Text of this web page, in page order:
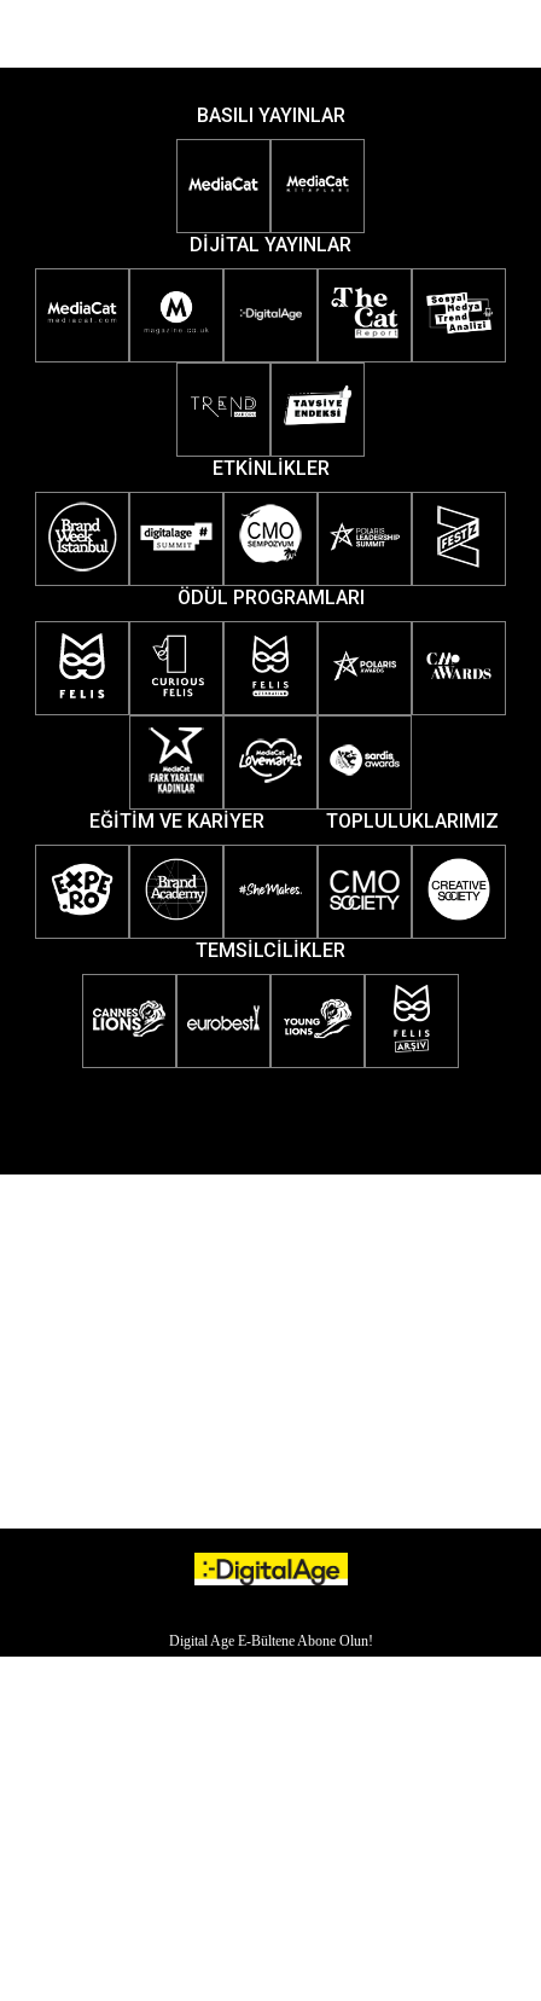
BASILI YAYINLAR
DİJİTAL YAYINLAR
ETKİNLİKLER
ÖDÜL PROGRAMLARI
EĞİTİM VE KARİYER TOPLULUKLARIMIZ
TEMSİLCİLİKLER
Digital Age E-Bültene Abone Olun!